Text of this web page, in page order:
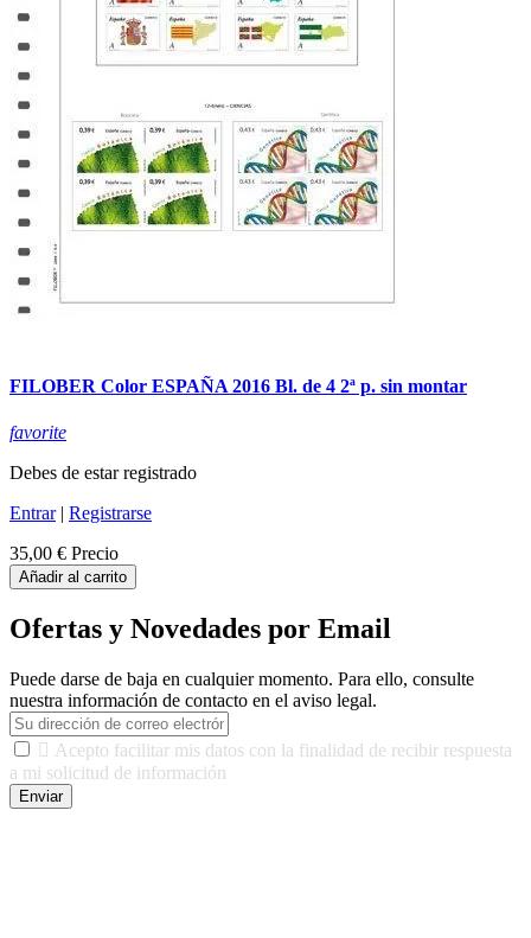
FILOBER Color ESPAÑA 2016 Bl. de 4 2ª p. sin montar
favorite
Debes de estar registrado
Entrar| Registrarse
35,00 € Precio
Añadir al carrito
Ofertas y Novedades por Email
Puede darse de baja en cualquier momento. Para ello, consulte
nuestra información de contacto en el aviso legal.
 Acepto facilitar mis datos con la finalidad de recibir respuesta
a mi solicitud de información
Enviar